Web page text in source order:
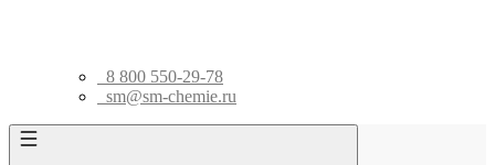
8 800 550-29-78
sm@sm-chemie.ru